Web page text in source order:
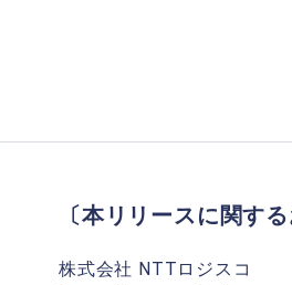
〔本リリースに関する
株式会社 NTTロジスコ